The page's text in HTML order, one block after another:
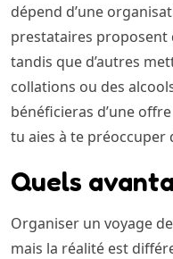
dépend d’une
prestataires proposent
tandis que d’autres
collations ou des
bénéficieras d’une
tu aies à te préoccuper
Quels
Organiser un voyage
mais la réalité est